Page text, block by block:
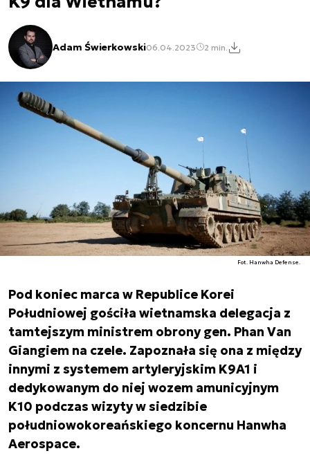
Adam Świerkowski06.04.2023 2 min.
Fot. Hanwha Defense.
Pod koniec marca w Republice Korei
Południowej gościła wietnamska delegacja z
tamtejszym ministrem obrony gen. Phan Van
Giangiem na czele. Zapoznała się ona z między
innymi z systemem artyleryjskim K9A1 i
dedykowanym do niej wozem amunicyjnym
K10 podczas wizyty w siedzibie
południowokoreańskiego koncernu Hanwha
Aerospace.